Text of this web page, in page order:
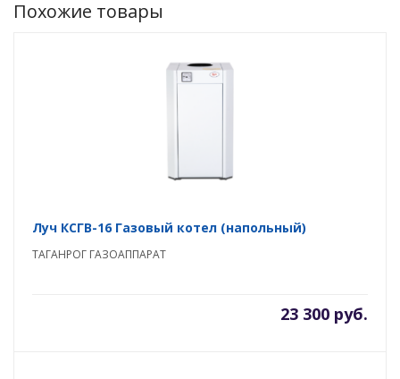
Похожие товары
Луч КСГВ-16 Газовый котел (напольный)
ТАГАНРОГ ГАЗОАППАРАТ
23 300 руб.